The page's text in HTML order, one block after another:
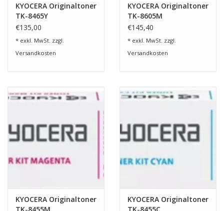
KYOCERA Originaltoner
TK-8465Y
€135,00
* exkl. MwSt. zzgl.
Versandkosten
KYOCERA Originaltoner
TK-8605M
€145,40
* exkl. MwSt. zzgl.
Versandkosten
KYOCERA Originaltoner
KYOCERA Originaltoner